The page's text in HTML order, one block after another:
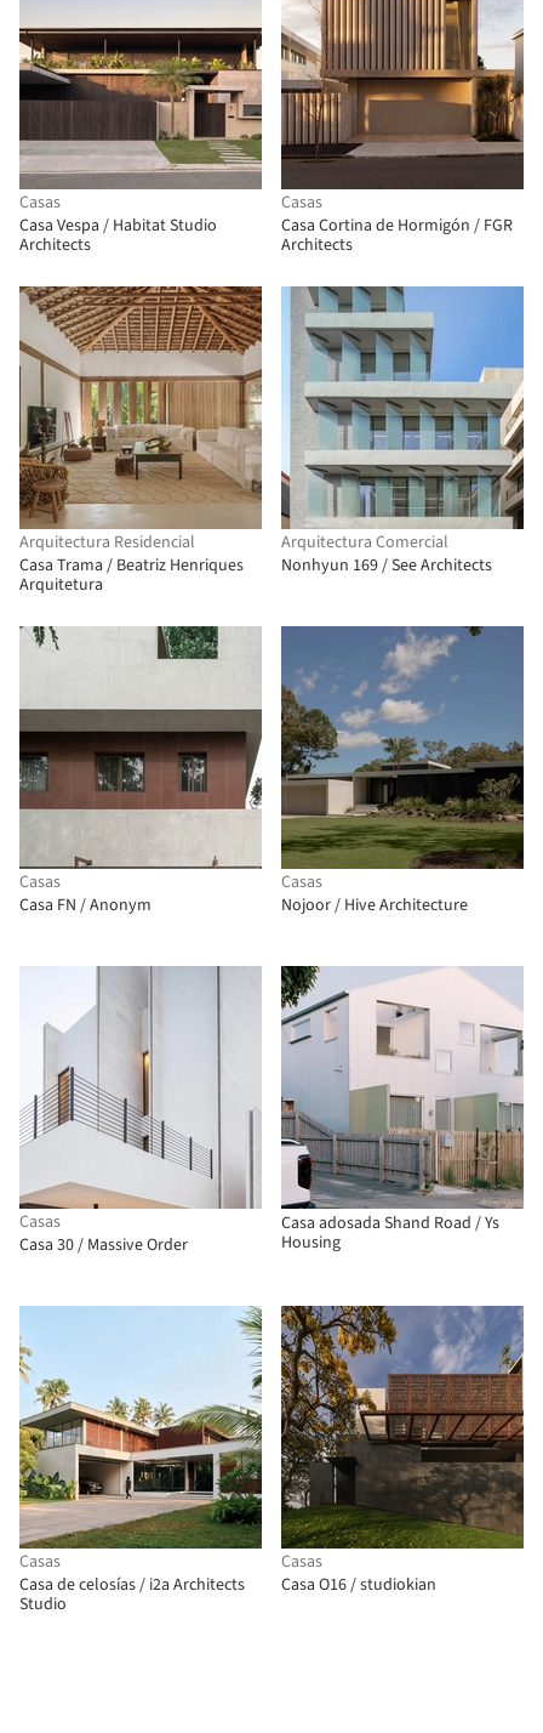
Casas
Casa Vespa / Habitat Studio
Architects
Casas
Casa Cortina de Hormigón / FGR
Architects
Arquitectura Residencial
Casa Trama / Beatriz Henriques
Arquitetura
Arquitectura Comercial
Nonhyun 169 / See Architects
Casas
Casa FN / Anonym
Casas
Nojoor / Hive Architecture
Casas
Casa 30 / Massive Order
Casa adosada Shand Road / Ys
Housing
Casas
Casa de celosías / i2a Architects
Studio
Casas
Casa O16 / studiokian